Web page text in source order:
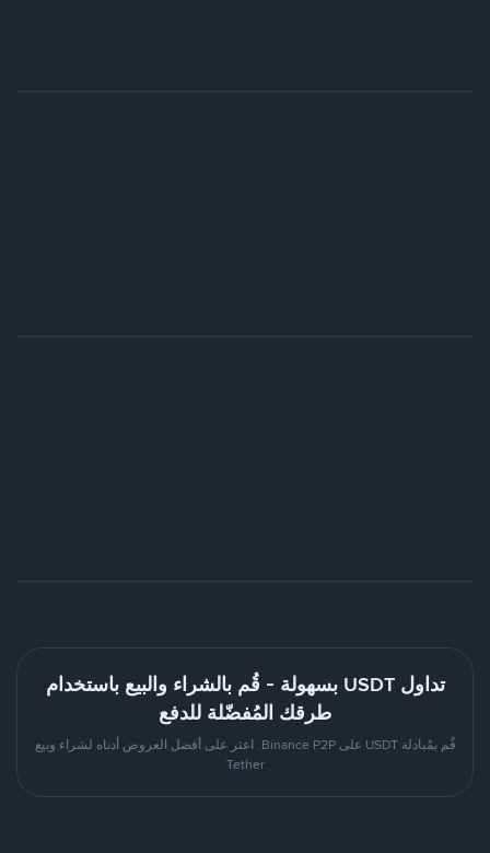
تداول USDT بسهولة - قُم بالشراء والبيع باستخدام
طرقك المُفضّلة للدفع
قُم بمُبادلة USDT على Binance P2P. اعثر على أفضل العروض أدناه لشراء وبيع
Tether